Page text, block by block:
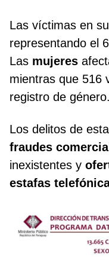
Las víctimas en
representando el
Las mujeres
mientras que 516
registro de género.
Los delitos de
fraudes
inexistentes y
estafas